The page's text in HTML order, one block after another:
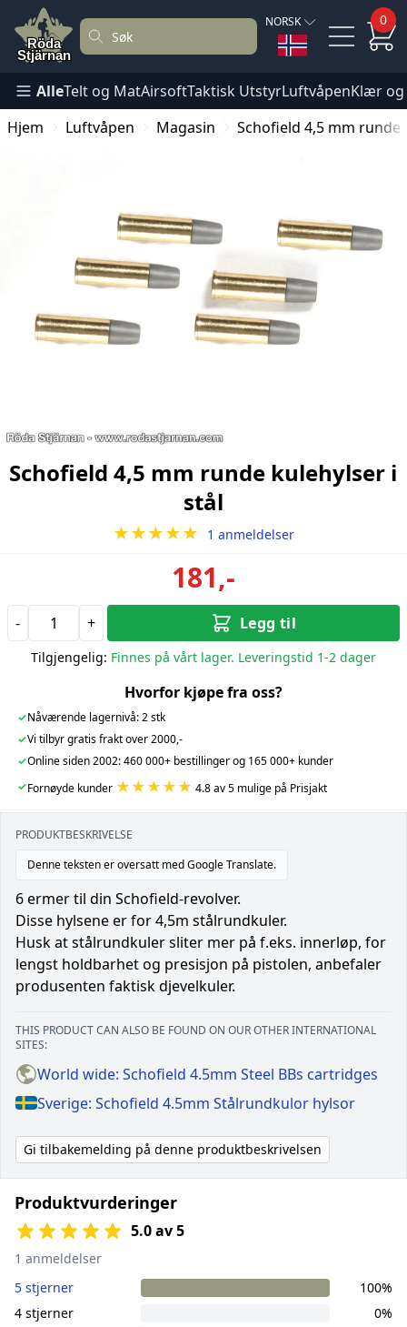
NORSK 0
AlleTelt og MatAirsoftTaktisk UtstyrLuftvåpenKlær
Hjem
Luftvåpen Magasin Schofield 4,5 mm runde
Schofield 4,5 mm runde kulehylser i
stål
★★★★★ 1 anmeldelser
181,-
- + Legg til
Tilgjengelig: Finnes på vårt lager. Leveringstid 1-2 dager
Hvorfor kjøpe fra oss?
✓Nåværende lagernivå: 2 stk
✓Vi tilbyr gratis frakt over 2000,-
✓Online siden 2002: 460 000+ bestillinger og 165 000+ kunder
✓Fornøyde kunder ★★★★★ 4.8 av 5 mulige på Prisjakt
PRODUKTBESKRIVELSE
Denne teksten er oversatt med Google Translate.
6 ermer til din Schofield-revolver.
Disse hylsene er for 4,5m stålrundkuler.
Husk at stålrundkuler sliter mer på f.eks. innerløp, for
lengst holdbarhet og presisjon på pistolen, anbefaler
produsenten faktisk djevelkuler.
THIS PRODUCT CAN ALSO BE FOUND ON OUR OTHER INTERNATIONAL
SITES:
World wide: Schofield 4.5mm Steel BBs cartridges
Sverige: Schofield 4.5mm Stålrundkulor hylsor
Gi tilbakemelding på denne produktbeskrivelsen
Produktvurderinger
5.0 av 5
1 anmeldelser
5 stjerner
100%
4 stjerner
0%